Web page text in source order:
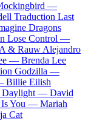
—
Traduction Last
Dragons
Lose Control —
& Rauw Alejandro
— Brenda Lee
Godzilla —
Billie Eilish
Daylight — David
Is You — Mariah
Cat